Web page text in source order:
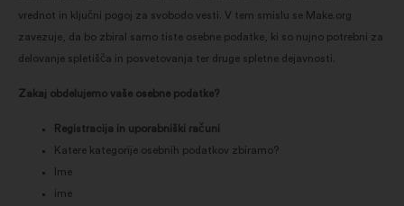
vrednot in ključni pogoj za svobodo vesti. V tem smislu se Make.org
zavezuje, da bo zbiral samo tiste osebne podatke, ki so nujno potrebni za
delovanje spletišča in posvetovanja ter druge spletne dejavnosti.
Zakaj obdelujemo vaše osebne podatke?
Registracija in uporabniški računi
Katere kategorije osebnih podatkov zbiramo?
Ime
ime